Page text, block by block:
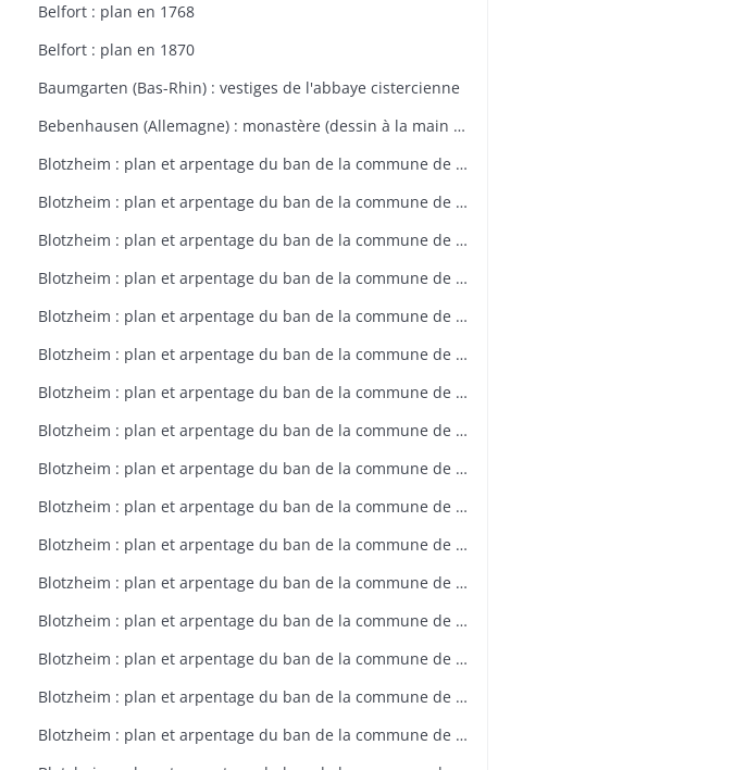
Belfort : plan en 1768
Belfort : plan en 1870
Baumgarten (Bas-Rhin) : vestiges de l'abbaye cistercienne
Bebenhausen (Allemagne) : monastère (dessin à la main de 1683)
Blotzheim : plan et arpentage du ban de la commune de Blotzheim (plan dressé sur ordre de l'intendant vers 1765)
Blotzheim : plan et arpentage du ban de la commune de Blotzheim (plan dressé sur ordre de l'intendant vers 1765)
Blotzheim : plan et arpentage du ban de la commune de Blotzheim (plan dressé sur ordre de l'intendant vers 1765)
Blotzheim : plan et arpentage du ban de la commune de Blotzheim (plan dressé sur ordre de l'intendant vers 1765)
Blotzheim : plan et arpentage du ban de la commune de Blotzheim (plan dressé sur ordre de l'intendant vers 1765)
Blotzheim : plan et arpentage du ban de la commune de Blotzheim (plan dressé sur ordre de l'intendant vers 1765)
Blotzheim : plan et arpentage du ban de la commune de Blotzheim (plan dressé sur ordre de l'intendant vers 1765)
Blotzheim : plan et arpentage du ban de la commune de Blotzheim (plan dressé sur ordre de l'intendant vers 1765)
Blotzheim : plan et arpentage du ban de la commune de Blotzheim (plan dressé sur ordre de l'intendant vers 1765)
Blotzheim : plan et arpentage du ban de la commune de Blotzheim (plan dressé sur ordre de l'intendant vers 1765)
Blotzheim : plan et arpentage du ban de la commune de Blotzheim (plan dressé sur ordre de l'intendant vers 1765)
Blotzheim : plan et arpentage du ban de la commune de Blotzheim (plan dressé sur ordre de l'intendant vers 1765)
Blotzheim : plan et arpentage du ban de la commune de Blotzheim (plan dressé sur ordre de l'intendant vers 1765)
Blotzheim : plan et arpentage du ban de la commune de Blotzheim (plan dressé sur ordre de l'intendant vers 1765)
Blotzheim : plan et arpentage du ban de la commune de Blotzheim (plan dressé sur ordre de l'intendant vers 1765)
Blotzheim : plan et arpentage du ban de la commune de Blotzheim (plan dressé sur ordre de l'intendant vers 1765)